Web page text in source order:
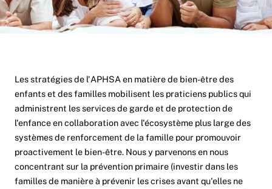
Les stratégies de l'APHSA en matière de bien-être des
enfants et des familles mobilisent les praticiens publics qui
administrent les services de garde et de protection de
l'enfance en collaboration avec l'écosystème plus large des
systèmes de renforcement de la famille pour promouvoir
proactivement le bien-être. Nous y parvenons en nous
concentrant sur la prévention primaire (investir dans les
familles de manière à prévenir les crises avant qu'elles ne